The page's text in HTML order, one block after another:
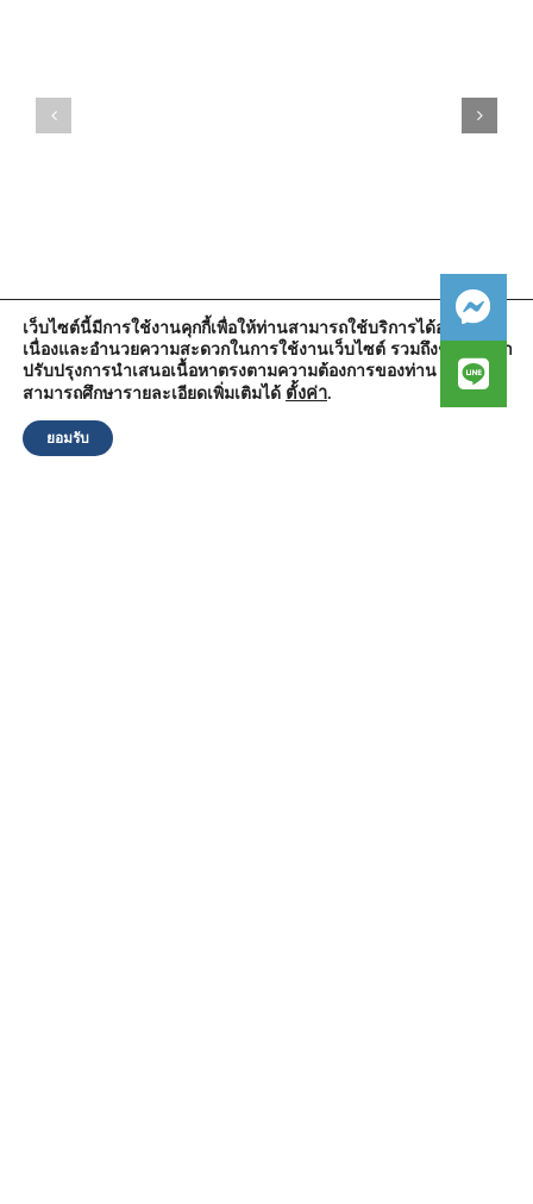
สำนักงานองค์การบริหารส่วนตำบลวัดตูม
หมู่ที่ 5 ตำบลวัดตูม อำเภอพระนครศรีอยุธยา จังหวัดพระนครศรีอยุธยา
13000
เว็บไซต์นี้มีการใช้งานคุกกี้เพื่อให้ท่านสามารถใช้บริการได้อย่างต่อ
เนื่องและอำนวยความสะดวกในการใช้งานเว็บไซต์ รวมถึงช่วยให้เรา
ปรับปรุงการนำเสนอเนื้อหาตรงตามความต้องการของท่าน โดย
สามารถศึกษารายละเอียดเพิ่มเติมได้ ตั้งค่า.
ยอมรับ